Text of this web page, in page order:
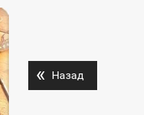
« Назад